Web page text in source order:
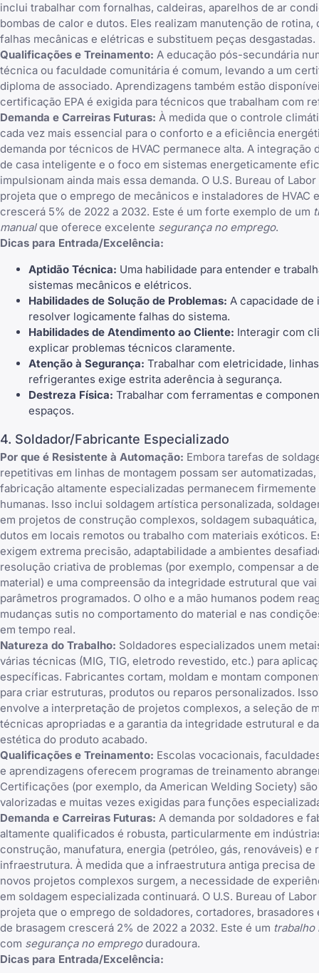
inclui trabalhar com fornalhas, caldeiras, aparelhos de ar
bombas de calor e dutos. Eles realizam manutenção de rotina,
falhas mecânicas e elétricas e substituem peças desgastadas.
Qualificações e Treinamento: A educação pós-secundária
técnica ou faculdade comunitária é comum, levando a um
diploma de associado. Aprendizagens também estão
certificação EPA é exigida para técnicos que trabalham com
Demanda e Carreiras Futuras: À medida que o controle
cada vez mais essencial para o conforto e a eficiência
demanda por técnicos de HVAC permanece alta. A integração
de casa inteligente e o foco em sistemas energeticamente
impulsionam ainda mais essa demanda. O U.S. Bureau of
projeta que o emprego de mecânicos e instaladores de HVAC
crescerá 5% de 2022 a 2032. Este é um forte exemplo de um
manualque oferece excelente segurança no emprego.
Dicas para Entrada/Excelência:
Aptidão Técnica: Uma habilidade para entender e
sistemas mecânicos e elétricos.
Habilidades de Solução de Problemas: A capacidade
resolver logicamente falhas do sistema.
Habilidades de Atendimento ao Cliente: Interagir com
explicar problemas técnicos claramente.
Atenção à Segurança: Trabalhar com eletricidade,
refrigerantes exige estrita aderência à segurança.
Destreza Física: Trabalhar com ferramentas e
espaços.
4. Soldador/Fabricante Especializado
Por que é Resistente à Automação: Embora tarefas de
repetitivas em linhas de montagem possam ser
fabricação altamente especializadas permanecem firmemente
humanas. Isso inclui soldagem artística personalizada,
em projetos de construção complexos, soldagem
dutos em locais remotos ou trabalho com materiais exóticos.
exigem extrema precisão, adaptabilidade a ambientes
resolução criativa de problemas (por exemplo, compensar a
material) e uma compreensão da integridade estrutural que
parâmetros programados. O olho e a mão humanos podem
mudanças sutis no comportamento do material e nas
em tempo real.
Natureza do Trabalho: Soldadores especializados unem
várias técnicas (MIG, TIG, eletrodo revestido, etc.) para
específicas. Fabricantes cortam, moldam e montam
para criar estruturas, produtos ou reparos personalizados.
envolve a interpretação de projetos complexos, a seleção de
técnicas apropriadas e a garantia da integridade estrutural e
estética do produto acabado.
Qualificações e Treinamento: Escolas vocacionais,
e aprendizagens oferecem programas de treinamento
Certificações (por exemplo, da American Welding Society)
valorizadas e muitas vezes exigidas para funções
Demanda e Carreiras Futuras: A demanda por soldadores e
altamente qualificados é robusta, particularmente em
construção, manufatura, energia (petróleo, gás, renováveis) e
infraestrutura. À medida que a infraestrutura antiga precisa de
novos projetos complexos surgem, a necessidade de
em soldagem especializada continuará. O U.S. Bureau of
projeta que o emprego de soldadores, cortadores, brasadores
de brasagem crescerá 2% de 2022 a 2032. Este é um trabalho
com segurança no empregoduradoura.
Dicas para Entrada/Excelência: